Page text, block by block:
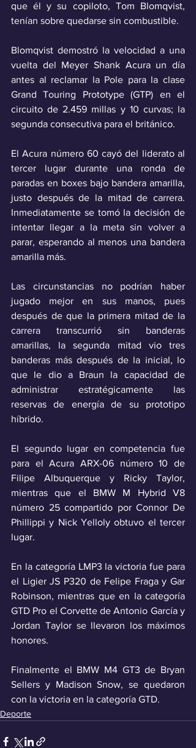
que él y su copiloto, Tom Blomqvist,
tenían sobre quedarse sin combustible.
Blomqvist demostró la velocidad a una
vuelta del Meyer Shank Acura un día
antes al reclamar la Pole para la clase
Grand Touring Prototype (GTP) en el
circuito de 2.459 millas y 10 curvas; la
segunda consecutiva para el británico.
El Acura número 60 cayó del liderato al
tercer lugar durante una ronda de
paradas en boxes bajo bandera amarilla,
justo después de la mitad de carrera.
Inmediatamente se tomó la decisión de
intentar llegar a la meta sin volver a
parar, esperando al menos una bandera
amarilla más.
Las circunstancias no podrían haber
jugado mejor en sus manos, pues
después de que la primera mitad de la
carrera transcurrió sin banderas
amarillas, la segunda mitad vio tres
banderas más después de la inicial, lo
que le dio a Braun la capacidad de
administrar estratégicamente las
reservas de energía de su prototipo
híbrido.
El segundo lugar en competencia fue
para el Acura ARX-06 número 10 de
Filipe Albuquerque y Ricky Taylor,
mientras que el BMW M Hybrid V8
número 25 compartido por Connor De
Phillippi y Nick Yelloly obtuvo el tercer
lugar.
En la categoría LMP3 la victoria fue para
el Ligier JS P320 de Felipe Fraga y Gar
Robinson, mientras que en la categoría
GTD Pro el Corvette de Antonio García y
Jordan Taylor se llevaron los máximos
honores.
Finalmente el BMW M4 GT3 de Bryan
Sellers y Madison Snow, se quedaron
con la victoria en la categoría GTD.
Deporte